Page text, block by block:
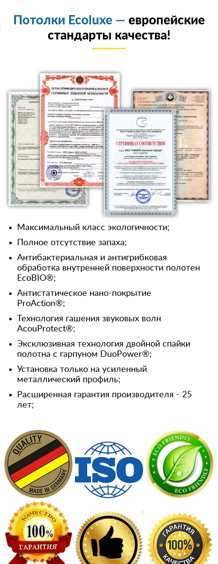
Потолки Ecoluxe — европейские
стандарты качества!
Максимальный класс экологичности;
Полное отсутствие запаха;
Антибактериальная и антигрибковая
обработка внутренней поверхности полотен
EcoBIO®;
Антистатическое нано-покрытие
ProAction®;
Технология гашения звуковых волн
AcouProtect®;
Эксклюзивная технология двойной спайки
полотна с гарпуном DuoPower®;
Установка только на усиленный
металлический профиль;
Расширенная гарантия производителя - 25
лет;